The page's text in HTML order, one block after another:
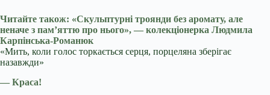
Читайте також: «Скульптурні троянди без аромату, але
неначе з пам’яттю про нього», — колекціонерка Людмила
Карпінська-Романюк
«Мить, коли голос торкається серця, порцеляна зберігає
назавжди»
— Краса!